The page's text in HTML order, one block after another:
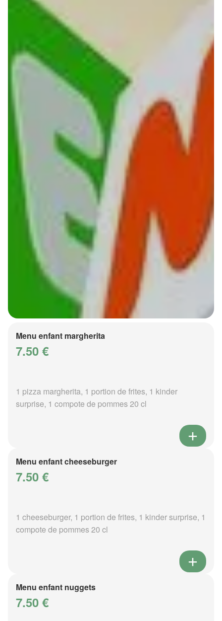
Menu enfant margherita
7.50 €
1 pizza margherita, 1 portion de frites, 1 kinder
surprise, 1 compote de pommes 20 cl
Menu enfant cheeseburger
7.50 €
1 cheeseburger, 1 portion de frites, 1 kinder surprise, 1
compote de pommes 20 cl
Menu enfant nuggets
7.50 €